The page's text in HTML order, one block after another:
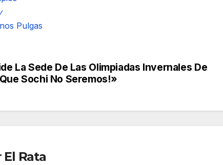
Pulgas
La Sede De Las Olimpiadas Invernales De
Sochi No Seremos!»
El Rata